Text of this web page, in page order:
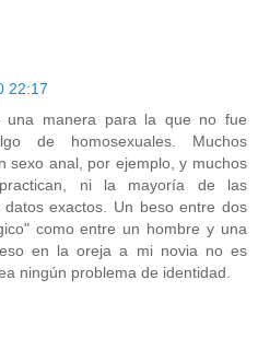
22:17
una manera para la que no fue
de homosexuales. Muchos
sexo anal, por ejemplo, y muchos
ni la mayoría de las
exactos. Un beso entre dos
como entre un hombre y una
en la oreja a mi novia no es
ningún problema de identidad.